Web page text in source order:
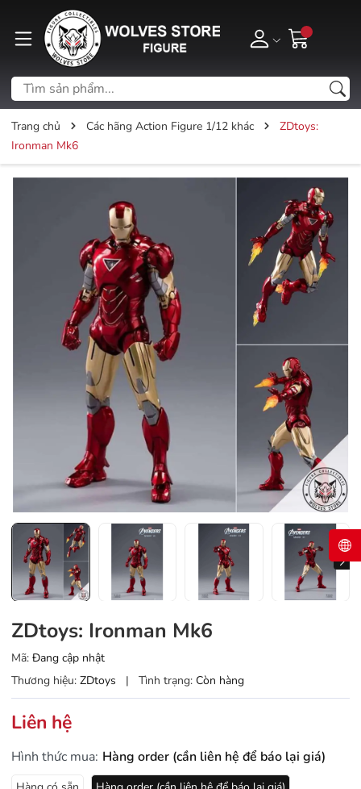
Trang chủ Các hãng Action Figure 1/12 khác
ZDtoys:
Ironman Mk6
ZDtoys: Ironman Mk6
Mã: Đang cập nhật
Thương hiệu: ZDtoys | Tình trạng: Còn hàng
Liên hệ
Hình thức mua: Hàng order (cần liên hệ để báo lại giá)